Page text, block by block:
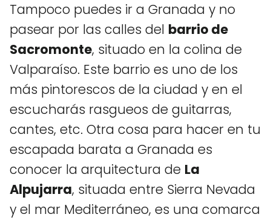
Tampoco puedes ir a Granada y no
pasear por las calles del barrio de
Sacromonte, situado en la colina de
Valparaíso. Este barrio es uno de los
más pintorescos de la ciudad y en el
escucharás rasgueos de guitarras,
cantes, etc. Otra cosa para hacer en tu
escapada barata a Granada es
conocer la arquitectura de La
Alpujarra, situada entre Sierra Nevada
y el mar Mediterráneo, es una comarca